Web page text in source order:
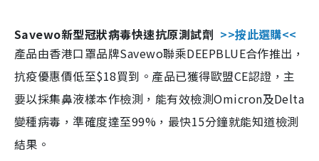
Savewo新型冠狀病毒快速抗原測試劑 >>按此選購<<
產品由香港口罩品牌Savewo聯乘DEEPBLUE合作推出，
抗疫優惠價低至$18買到。產品已獲得歐盟CE認證，主
要以採集鼻液樣本作檢測，能有效檢測Omicron及Delta
變種病毒，準確度達至99%，最快15分鐘就能知道檢測
結果。